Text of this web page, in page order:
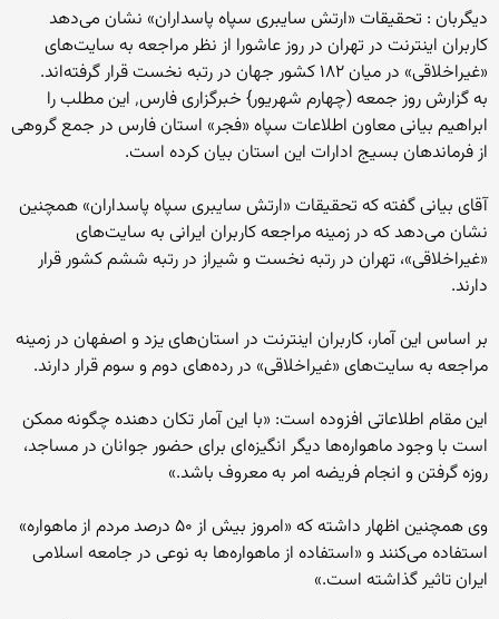
دیگربان : تحقیقات «ارتش سایبری سپاه پاسداران» نشان می‌دهد
کاربران اینترنت در تهران در روز عاشورا از نظر مراجعه به سایت‌های
«غیراخلاقی» در میان ۱۸۲ کشور جهان در رتبه نخست قرار گرفته‌اند.
به گزارش روز جمعه (چهارم شهریور} خبرگزاری فارس٬ این مطلب را
ابراهیم بیانی معاون اطلاعات سپاه «فجر» استان فارس در جمع گروهی
از فرماندهان بسیج ادارات این استان بیان کرده است.
آقای بیانی گفته که تحقیقات «ارتش سایبری سپاه پاسداران» همچنین
نشان می‌دهد که در زمینه مراجعه کاربران ایرانی به سایت‌های
«غیراخلاقی»، تهران در رتبه نخست و شیراز در رتبه ششم کشور قرار
دارند.
بر اساس این آمار، کاربران اینترنت در استان‌های یزد و اصفهان در زمینه
مراجعه به سایت‌های «غیراخلاقی» در رده‌های دوم و سوم قرار دارند.
این مقام اطلاعاتی افزوده است: «با این آمار تکان دهنده چگونه ممکن
است با وجود ماهواره‌ها دیگر انگیزه‌ای برای حضور جوانان در مساجد،
روزه گرفتن و انجام فریضه امر به معروف باشد.»
وی همچنین اظهار داشته که «امروز بیش از ۵۰ درصد مردم از ماهواره»
استفاده می‌کنند و «استفاده از ماهواره‌ها به نوعی در جامعه اسلامی
ایران تاثیر گذاشته است.»